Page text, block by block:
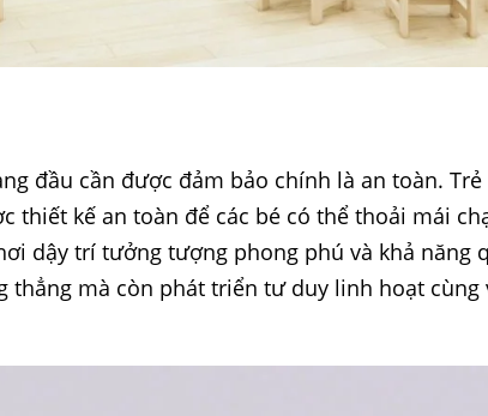
đầu cần được đảm bảo chính là an toàn.
thiết kế an toàn để các bé có thể thoải mái
dậy trí tưởng tượng phong phú và khả năng
mà còn phát triển tư duy linh hoạt